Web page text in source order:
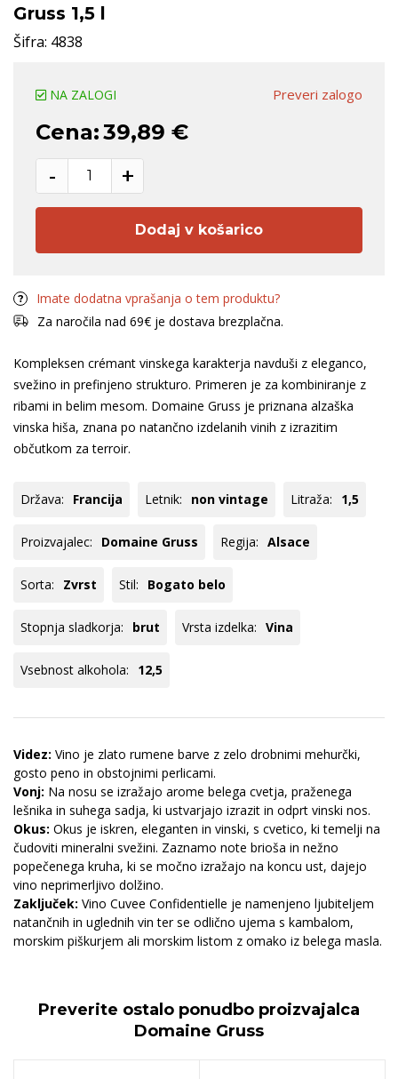
Gruss 1,5 l
Šifra: 4838
Preveri zalogo
NA ZALOGI
Cena:39,89 €
- +
Dodaj v košarico
Imate dodatna vprašanja o tem produktu?
Za naročila nad 69€ je dostava brezplačna.
Kompleksen crémant vinskega karakterja navduši z eleganco,
svežino in prefinjeno strukturo. Primeren je za kombiniranje z
ribami in belim mesom. Domaine Gruss je priznana alzaška
vinska hiša, znana po natančno izdelanih vinih z izrazitim
občutkom za terroir.
Država: Francija Letnik: non vintage Litraža: 1,5
Proizvajalec: Domaine Gruss Regija: Alsace
Sorta: Zvrst Stil: Bogato belo
Stopnja sladkorja: brut Vrsta izdelka: Vina
Vsebnost alkohola: 12,5
Videz: Vino je zlato rumene barve z zelo drobnimi mehurčki,
gosto peno in obstojnimi perlicami.
Vonj: Na nosu se izražajo arome belega cvetja, praženega
lešnika in suhega sadja, ki ustvarjajo izrazit in odprt vinski nos.
Okus: Okus je iskren, eleganten in vinski, s cvetico, ki temelji na
čudoviti mineralni svežini. Zaznamo note brioša in nežno
popečenega kruha, ki se močno izražajo na koncu ust, dajejo
vino neprimerljivo dolžino.
Zaključek: Vino Cuvee Confidentielle je namenjeno ljubiteljem
natančnih in uglednih vin ter se odlično ujema s kambalom,
morskim piškurjem ali morskim listom z omako iz belega masla.
Preverite ostalo ponudbo proizvajalca
Domaine Gruss